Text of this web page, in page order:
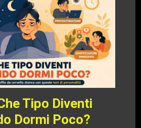
Tipo Diventi
Dormi Poco?